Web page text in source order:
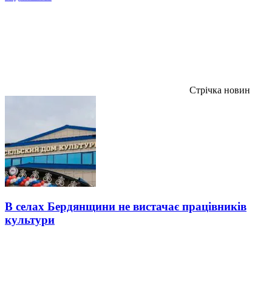
Стрічка новин
В селах Бердянщини не вистачає працівників
культури